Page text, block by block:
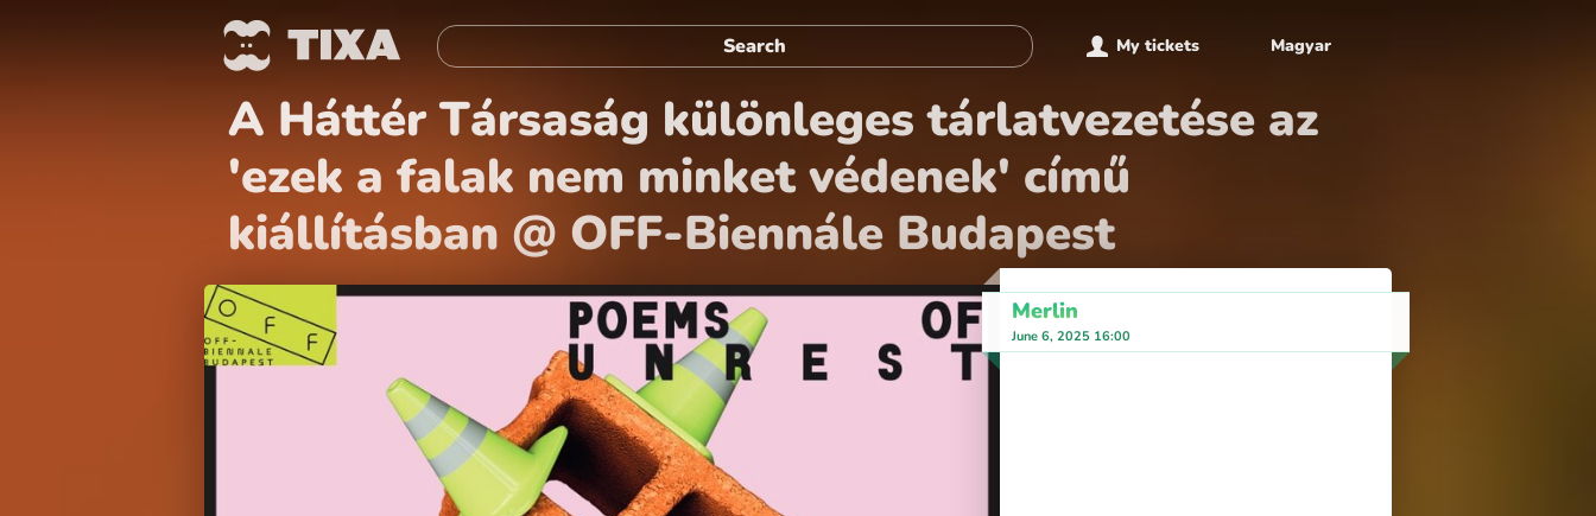
My tickets Magyar
A Háttér Társaság különleges tárlatvezetése az
'ezek a falak nem minket védenek' című
kiállításban @ OFF-Biennále Budapest
Merlin
June 6, 2025 16:00